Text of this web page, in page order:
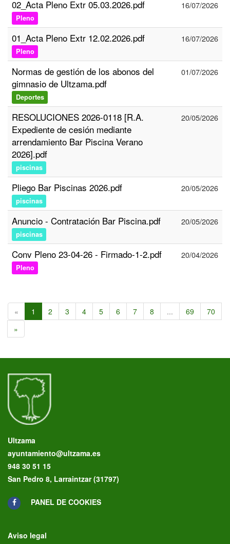
02_Acta Pleno Extr 05.03.2026.pdf
Pleno
16/07/2026
01_Acta Pleno Extr 12.02.2026.pdf
Pleno
16/07/2026
Normas de gestión de los abonos del
gimnasio de Ultzama.pdf
Deportes
01/07/2026
RESOLUCIONES 2026-0118 [R.A.
Expediente de cesión mediante
arrendamiento Bar Piscina Verano
2026].pdf
piscinas
20/05/2026
Pliego Bar Piscinas 2026.pdf
piscinas
20/05/2026
Anuncio - Contratación Bar Piscina.pdf
piscinas
20/05/2026
Conv Pleno 23-04-26 - Firmado-1-2.pdf
Pleno
20/04/2026
« 1 2 3 4 5 6 7 8 ... 69
70
»
Ultzama
ayuntamiento@ultzama.es
948 30 51 15
San Pedro 8, Larraintzar (31797)
PANEL DE COOKIES
Aviso legal